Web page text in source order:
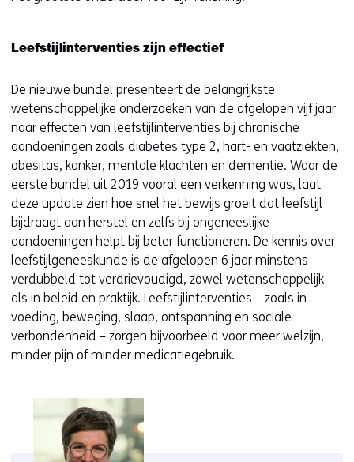
Leefstijlinterventies zijn effectief
De nieuwe bundel presenteert de belangrijkste
wetenschappelijke onderzoeken van de afgelopen vijf jaar
naar effecten van leefstijlinterventies bij chronische
aandoeningen zoals diabetes type 2, hart- en vaatziekten,
obesitas, kanker, mentale klachten en dementie. Waar de
eerste bundel uit 2019 vooral een verkenning was, laat
deze update zien hoe snel het bewijs groeit dat leefstijl
bijdraagt aan herstel en zelfs bij ongeneeslijke
aandoeningen helpt bij beter functioneren. De kennis over
leefstijlgeneeskunde is de afgelopen 6 jaar minstens
verdubbeld tot verdrievoudigd, zowel wetenschappelijk
als in beleid en praktijk. Leefstijlinterventies – zoals in
voeding, beweging, slaap, ontspanning en sociale
verbondenheid – zorgen bijvoorbeeld voor meer welzijn,
minder pijn of minder medicatiegebruik.